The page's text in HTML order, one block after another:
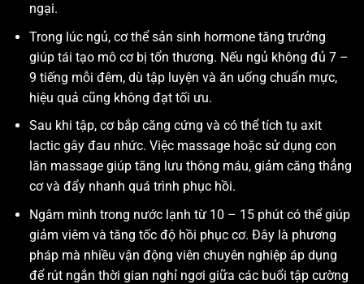
ngại.
Trong lúc ngủ, cơ thể sản sinh hormone tăng trưởng
giúp tái tạo mô cơ bị tổn thương. Nếu ngủ không đủ 7 –
9 tiếng mỗi đêm, dù tập luyện và ăn uống chuẩn mực,
hiệu quả cũng không đạt tối ưu.
Sau khi tập, cơ bắp căng cứng và có thể tích tụ axit
lactic gây đau nhức. Việc massage hoặc sử dụng con
lăn massage giúp tăng lưu thông máu, giảm căng thẳng
cơ và đẩy nhanh quá trình phục hồi.
Ngâm mình trong nước lạnh từ 10 – 15 phút có thể giúp
giảm viêm và tăng tốc độ hồi phục cơ. Đây là phương
pháp mà nhiều vận động viên chuyên nghiệp áp dụng
để rút ngắn thời gian nghỉ ngơi giữa các buổi tập cường